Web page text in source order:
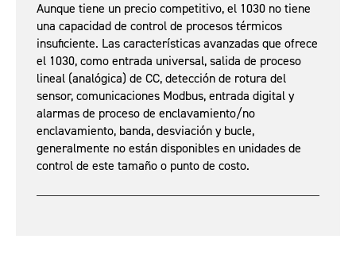
Aunque tiene un precio competitivo, el 1030 no tiene
una capacidad de control de procesos térmicos
insuficiente. Las características avanzadas que ofrece
el 1030, como entrada universal, salida de proceso
lineal (analógica) de CC, detección de rotura del
sensor, comunicaciones Modbus, entrada digital y
alarmas de proceso de enclavamiento/no
enclavamiento, banda, desviación y bucle,
generalmente no están disponibles en unidades de
control de este tamaño o punto de costo.